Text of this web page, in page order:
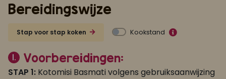
Bereidingswijze
Stap voor stap koken Kookstand
1. Voorbereidingen:
STAP 1: Kotomisi Basmati volgens gebruiksaanwijzing